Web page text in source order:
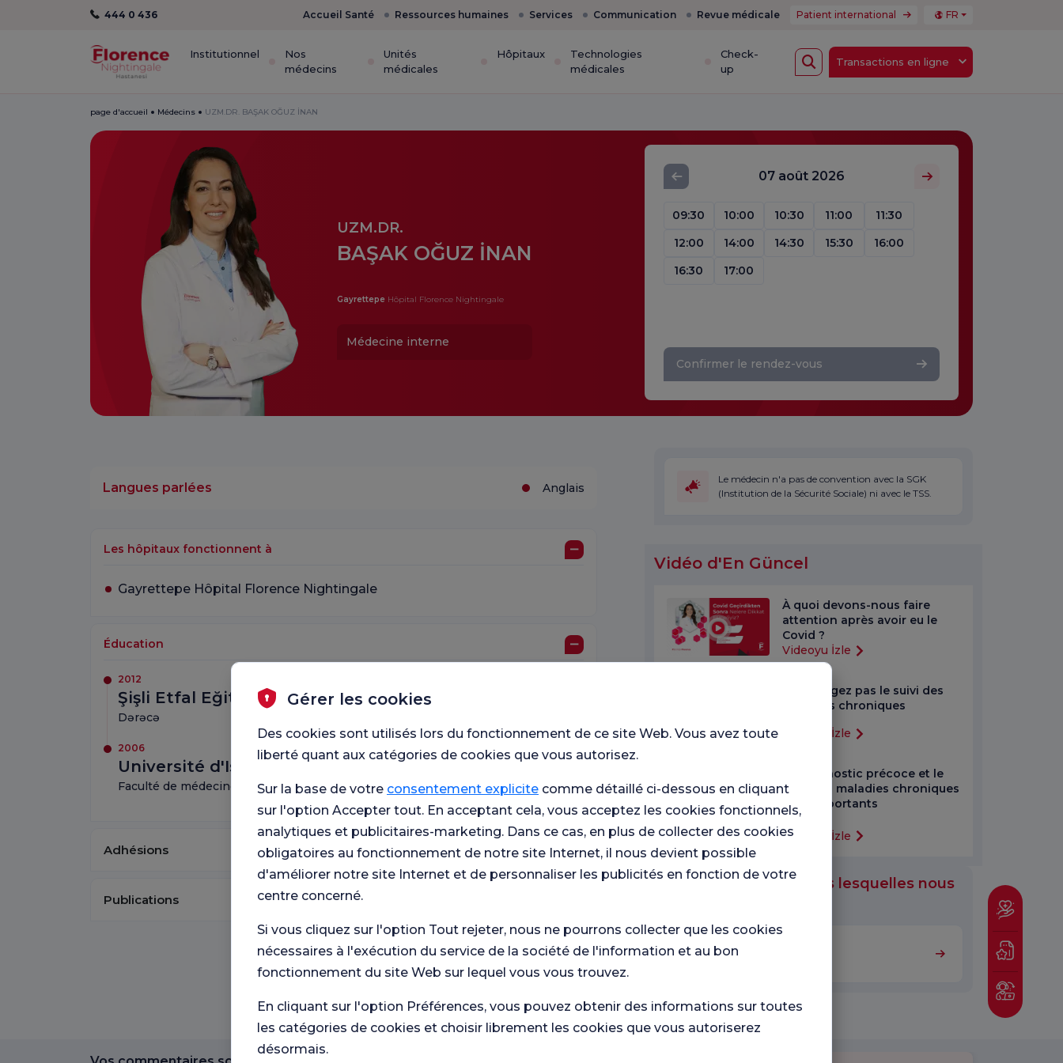
444 0 436 Accueil Santé Ressources humaines Services Communication Revue médicale Patient international FR
Institutionnel
Nos
médecins
Unités
médicales
Hôpitaux
Technologies
médicales
Check-
up
Transactions en ligne
page d'accueil Médecins UZM.DR. BAŞAK OĞUZ İNAN
UZM.DR.
BAŞAK OĞUZ İNAN
GayrettepeHôpital Florence Nightingale
Médecine interne
07 août 2026
09:30 10:00 10:30 11:00
11:30
12:00
14:00 14:30 15:30
16:00
16:30
17:00
Confirmer le rendez-vous
Langues parlées Anglais
Les hôpitaux fonctionnent à
Gayrettepe Hôpital Florence Nightingale
Éducation
2012
Şişli Etfal Eğitim ve Araştırma Hastanesi
Dərəcə
2006
Université d'Istanbul
Faculté de médecine
Adhésions
Publications
Le médecin n'a pas de convention avec la SGK
(Institution de la Sécurité Sociale) ni avec le TSS.
Vidéo d'En Güncel
À quoi devons-nous faire
attention après avoir eu le
Covid ?
Videoyu İzle
Ne négligez pas le suivi des
maladies chroniques
Videoyu İzle
Le diagnostic précoce et le
suivi des maladies chroniques
sont importants
Videoyu İzle
Unités médicales dans lesquelles nous
Médecine interne
Gérer les cookies
Des cookies sont utilisés lors du fonctionnement de ce site Web. Vous avez toute
liberté quant aux catégories de cookies que vous autorisez.
Sur la base de votre consentement explicite comme détaillé ci-dessous en cliquant
sur l'option Accepter tout. En acceptant cela, vous acceptez les cookies fonctionnels,
analytiques et publicitaires-marketing. Dans ce cas, en plus de collecter des cookies
obligatoires au fonctionnement de notre site Internet, il nous devient possible
d'améliorer notre site Internet et de personnaliser les publicités en fonction de votre
centre concerné.
Si vous cliquez sur l'option Tout rejeter, nous ne pourrons collecter que les cookies
nécessaires à l'exécution du service de la société de l'information et au bon
fonctionnement du site Web sur lequel vous vous trouvez.
En cliquant sur l'option Préférences, vous pouvez obtenir des informations sur toutes
les catégories de cookies et choisir librement les cookies que vous autoriserez
désormais.